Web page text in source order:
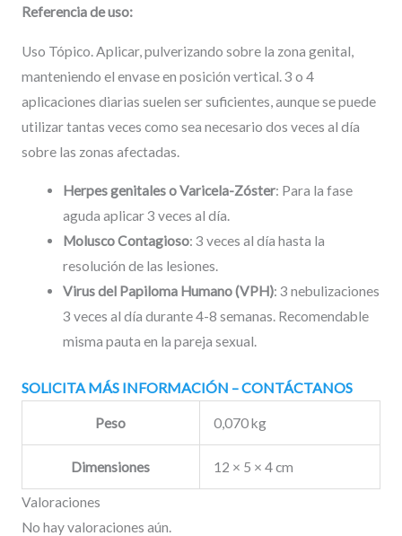
Referencia de uso:
Uso Tópico. Aplicar, pulverizando sobre la zona genital,
manteniendo el envase en posición vertical. 3 o 4
aplicaciones diarias suelen ser suficientes, aunque se puede
utilizar tantas veces como sea necesario dos veces al día
sobre las zonas afectadas.
Herpes genitales o Varicela-Zóster: Para la fase
aguda aplicar 3 veces al día.
Molusco Contagioso: 3 veces al día hasta la
resolución de las lesiones.
Virus del Papiloma Humano (VPH): 3 nebulizaciones
3 veces al día durante 4-8 semanas. Recomendable
misma pauta en la pareja sexual.
SOLICITA MÁS INFORMACIÓN – CONTÁCTANOS
Peso 0,070 kg
Dimensiones 12 × 5 × 4 cm
Valoraciones
No hay valoraciones aún.